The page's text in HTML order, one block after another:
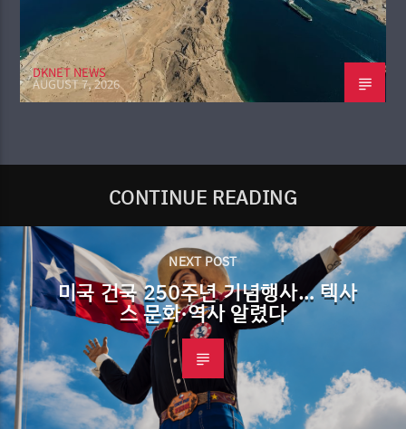
DKNET NEWS
AUGUST 7, 2026
CONTINUE READING
NEXT POST
미국 건국 250주년 기념행사… 텍사
스 문화·역사 알렸다